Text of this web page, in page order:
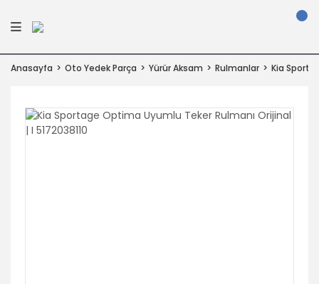
Anasayfa Oto Yedek Parça Yürür Aksam Rulmanlar Kia